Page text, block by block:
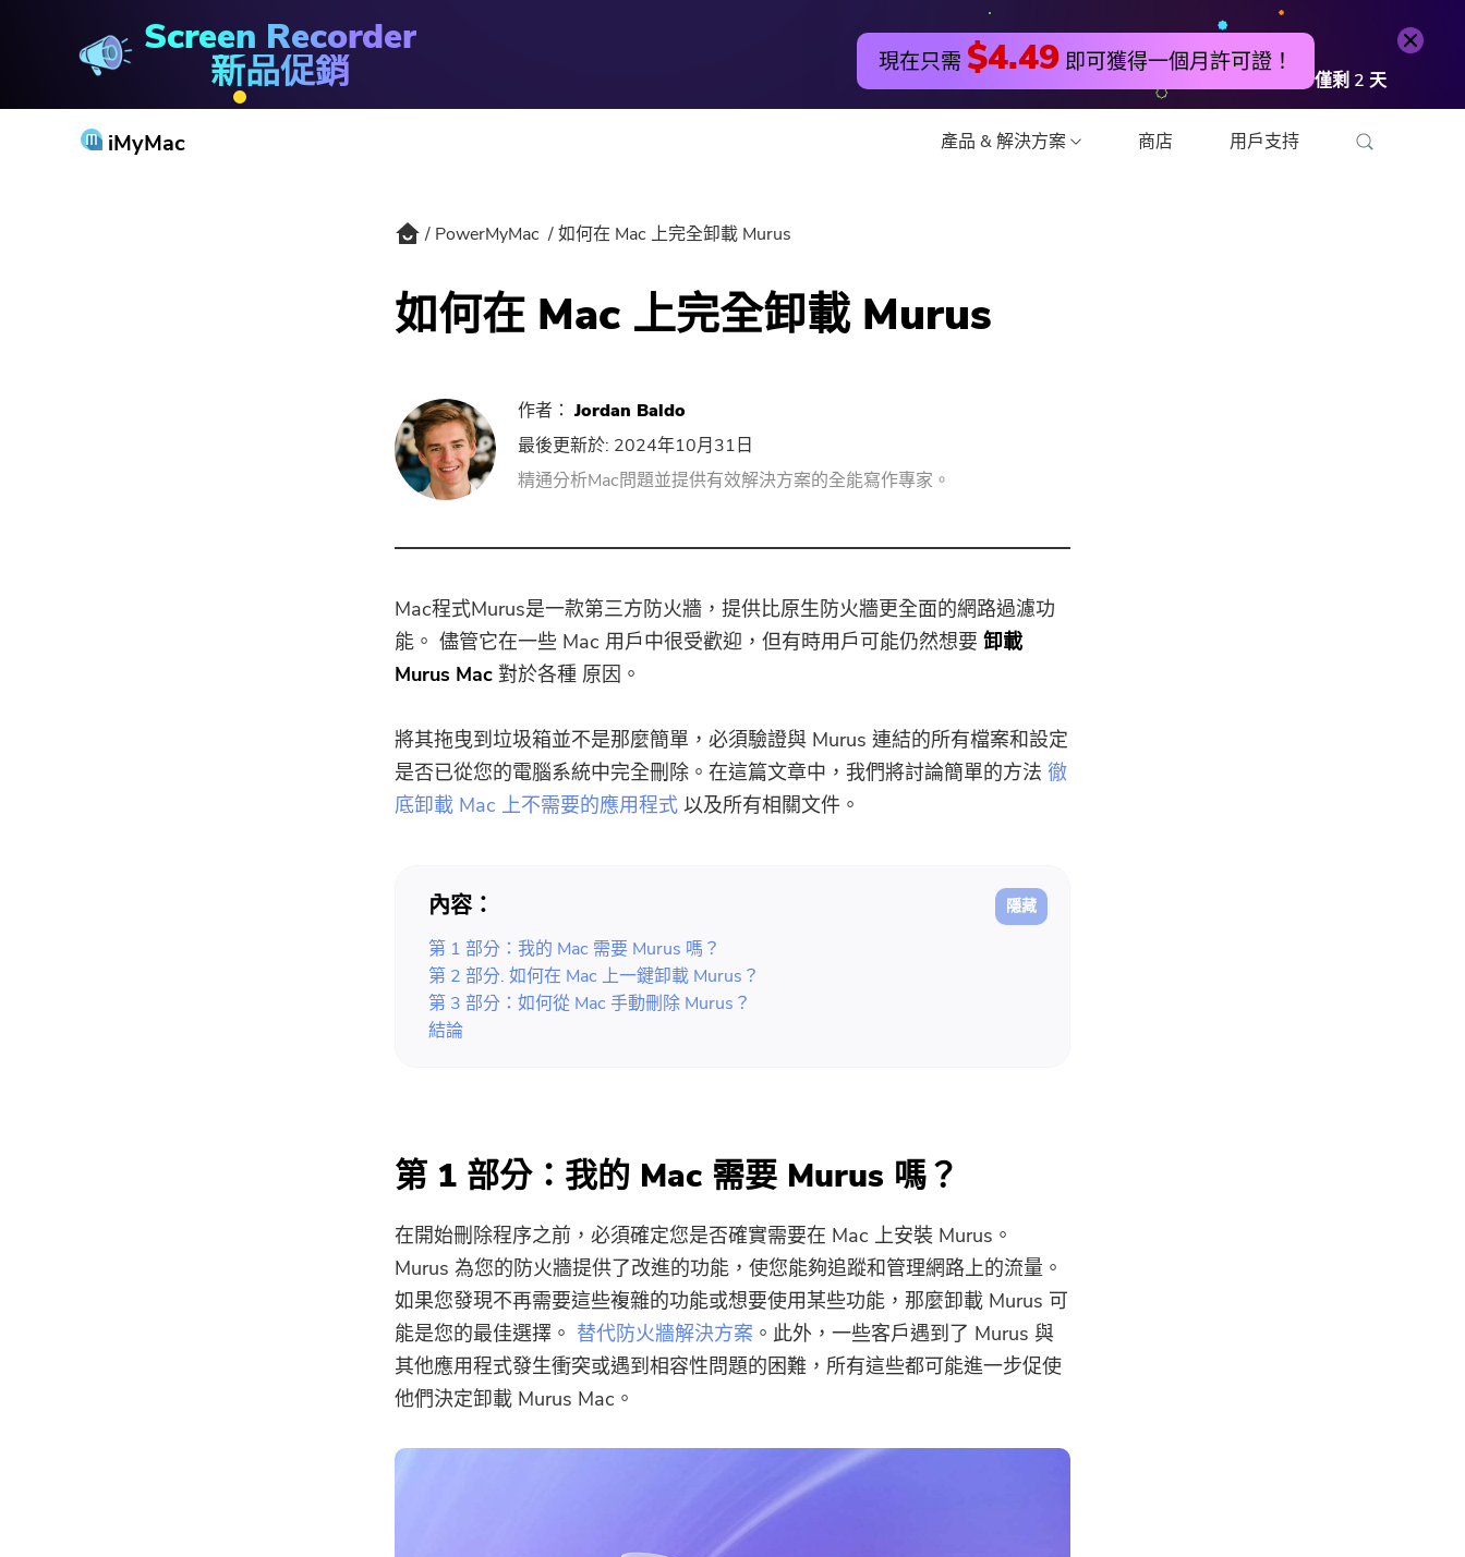
Screen Recorder
新品促銷 現在只需 $4.49 即可獲得一個月許可證！
僅剩 2 天
iMyMac 產品 & 解決方案
Hot
PowerUninstall
Screen Recorder
免費視頻編輯器
商店 用戶支持
PowerMyMac 免費試用 立即購買
PowerMyMac 如何在 Mac 上完全卸載 Murus
如何在 Mac 上完全卸載 Murus
作者： Jordan Baldo
最後更新於: 2024年10月31日
精通分析Mac問題並提供有效解決方案的全能寫作專家。
Mac程式Murus是一款第三方防火牆，提供比原生防火牆更全面的網路過濾功
能。 儘管它在一些 Mac 用戶中很受歡迎，但有時用戶可能仍然想要 卸載
Murus Mac 對於各種 原因。
將其拖曳到垃圾箱並不是那麼簡單，必須驗證與 Murus 連結的所有檔案和設定
是否已從您的電腦系統中完全刪除。在這篇文章中，我們將討論簡單的方法 徹
底卸載 Mac 上不需要的應用程式 以及所有相關文件。
內容：
第 1 部分：我的 Mac 需要 Murus 嗎？
第 2 部分. 如何在 Mac 上一鍵卸載 Murus？
第 3 部分：如何從 Mac 手動刪除 Murus？
結論
第 1 部分：我的 Mac 需要 Murus 嗎？
在開始刪除程序之前，必須確定您是否確實需要在 Mac 上安裝 Murus。
Murus 為您的防火牆提供了改進的功能，使您能夠追蹤和管理網路上的流量。
如果您發現不再需要這些複雜的功能或想要使用某些功能，那麼卸載 Murus 可
能是您的最佳選擇。 替代防火牆解決方案 。此外，一些客戶遇到了 Murus 與
其他應用程式發生衝突或遇到相容性問題的困難，所有這些都可能進一步促使
他們決定卸載 Murus Mac。